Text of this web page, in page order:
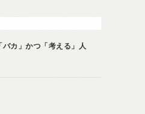
カ」かつ「考える」人